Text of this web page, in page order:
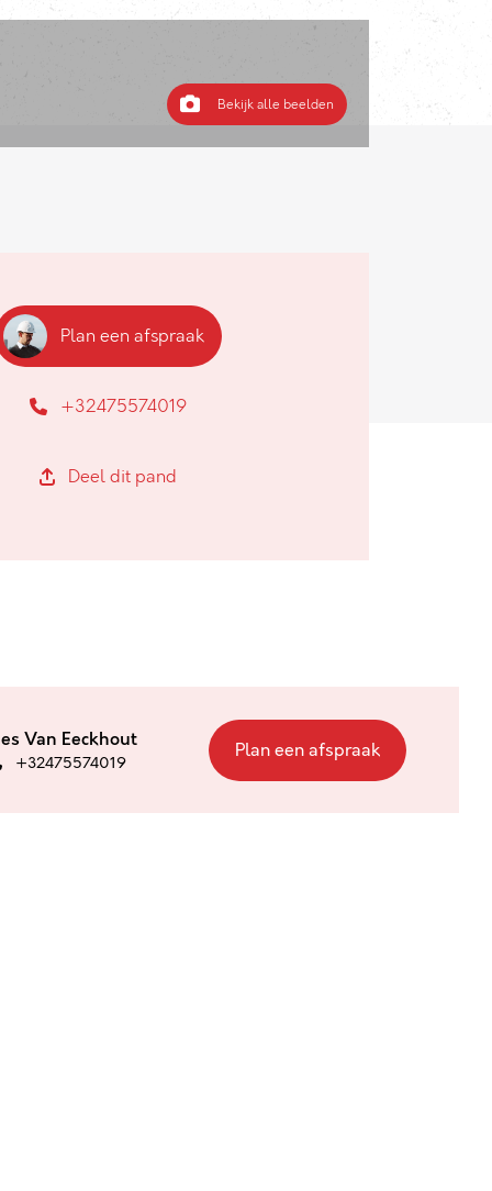
Bekijk alle beelden
Plan een afspraak
+32475574019
Deel dit pand
Van Eeckhout
+32475574019
Plan een afspraak